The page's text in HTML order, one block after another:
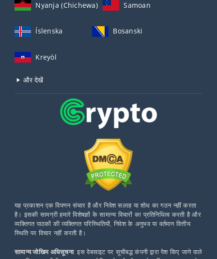
Nyanja (Chichewa) Samoan
Íslenska Bosanski
Kreyòl
और देखें
यह प्रकाशन एक विपणन संचार है और निवेश सलाह या शोध का गठन नहीं करता
है। इसकी सामग्री हमारे विशेषज्ञों के सामान्य विचारों का प्रतिनिधित्व करती है और
व्यक्तिगत पाठकों की व्यक्तिगत परिस्थितियों, निवेश के अनुभव या वर्तमान वित्तीय
स्थिति पर विचार नहीं करती है।
सामान्य जोखिम अधिसूचना: इस वेबसाइट पर सूचीबद्ध कंपनी द्वारा पेश किए जाने वाले